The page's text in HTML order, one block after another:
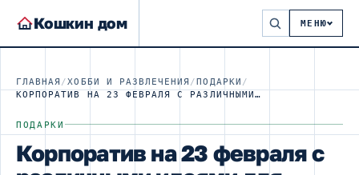
Кошкин дом МЕНЮ
ГЛАВНАЯ /ХОББИ И РАЗВЛЕЧЕНИЯ /ПОДАРКИ /
КОРПОРАТИВ НА 23 ФЕВРАЛЯ С РАЗЛИЧНЫМИ ИДЕЯМИ ДЛЯ КОНКУРСОВ И ПРИЗОВ В 2026 ГОДУ
ПОДАРКИ
Корпоратив на 23 февраля с